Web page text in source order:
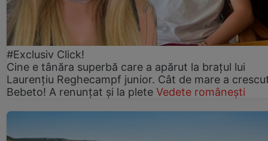
#Exclusiv Click!
Cine e tânăra superbă care a apărut la brațul lui
Laurențiu Reghecampf junior. Cât de mare a
Bebeto! A renunțat și la plete Vedete românești